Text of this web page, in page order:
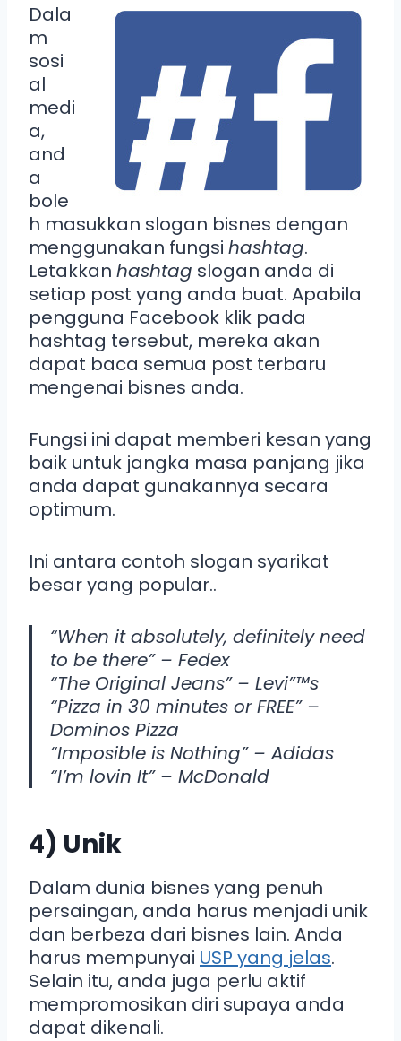
Dala
m
sosi
al
medi
a,
and
a
bole
h masukkan slogan bisnes dengan
menggunakan fungsi hashtag.
Letakkan hashtag slogan anda di
setiap post yang anda buat. Apabila
pengguna Facebook klik pada
hashtag tersebut, mereka akan
dapat baca semua post terbaru
mengenai bisnes anda.
Fungsi ini dapat memberi kesan yang
baik untuk jangka masa panjang jika
anda dapat gunakannya secara
optimum.
Ini antara contoh slogan syarikat
besar yang popular..
“When it absolutely, definitely need
to be there” – Fedex
“The Original Jeans” – Levi”™s
“Pizza in 30 minutes or FREE” –
Dominos Pizza
“Imposible is Nothing” – Adidas
“I’m lovin It” – McDonald
4) Unik
Dalam dunia bisnes yang penuh
persaingan, anda harus menjadi unik
dan berbeza dari bisnes lain. Anda
harus mempunyai USP yang jelas.
Selain itu, anda juga perlu aktif
mempromosikan diri supaya anda
dapat dikenali.